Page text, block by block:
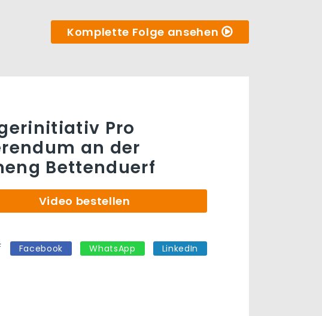
Komplette Folge ansehen
Pro
an der
Bettenduerf
Video bestellen
Facebook WhatsApp LinkedIn